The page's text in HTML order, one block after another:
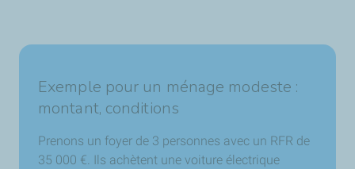
Exemple pour un ménage modeste :
montant, conditions
Prenons un foyer de 3 personnes avec un RFR de
35 000 €. Ils achètent une voiture électrique